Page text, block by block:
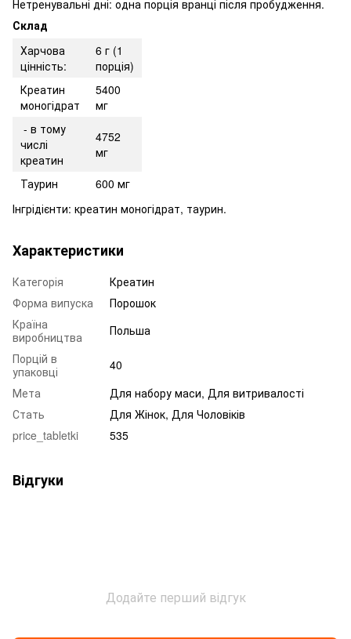
Нетренувальні дні: одна порція вранці після пробудження.
Склад
Харчова
цінність:
6 г (1
порція)
Креатин
моногідрат
5400
мг
- в тому
числі
креатин
4752
мг
Таурин
600 мг
Інгрідієнти: креатин моногідрат, таурин.
Характеристики
Категорія
Креатин
Форма випуска
Порошок
Країна
виробництва
Польша
Порцій в
упаковці
40
Мета
Для набору маси, Для витривалості
Стать
Для Жінок, Для Чоловіків
price_tabletki
535
Відгуки
Додайте перший відгук